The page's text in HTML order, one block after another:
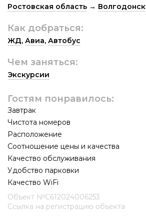
Ростовская область → Волгодонск
Как добраться:
ЖД, Авиа, Автобус
Чем заняться:
Экскурсии
Гостям понравилось:
Завтрак
Чистота номеров
Расположение
Соотношение цены и качества
Качество обслуживания
Удобство парковки
Качество WiFi
Объект №С612024006253
Ссылка на регистрацию объекта